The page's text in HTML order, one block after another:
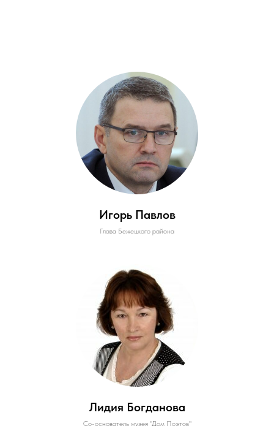
Игорь Павлов
Глава Бежецкого района
Лидия Богданова
Со-основатель музея "Дом Поэтов"